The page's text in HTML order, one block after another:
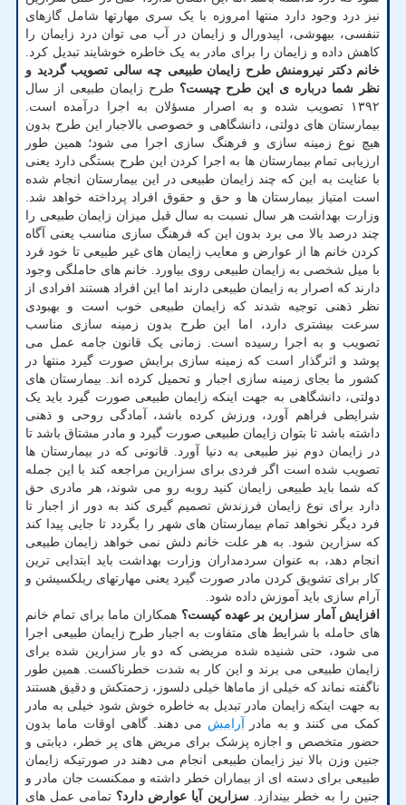
نیز درد وجود دارد منتها امروزه با یک سری مهارتها شامل گازهای
تنفسی، بیهوشی، اپیدورال و زایمان در آب می توان درد زایمان را
کاهش داده و زایمان را برای مادر به یک خاطره خوشایند تبدیل کرد.
خانم دکتر نیرومنش طرح زایمان طبیعی چه سالی تصویب گردید و
نظر شما درباره ی این طرح چیست؟ طرح زایمان طبیعی از سال
۱۳۹۲ تصویب شده و به اصرار مسؤلان به اجرا درآمده است.
بیمارستان های دولتی، دانشگاهی و خصوصی بالاجبار این طرح بدون
هیچ نوع زمینه سازی و فرهنگ سازی اجرا می شود؛ همین طور
ارزیابی تمام بیمارستان ها به اجرا کردن این طرح بستگی دارد یعنی
با عنایت به این که چند زایمان طبیعی در این بیمارستان انجام شده
است امتیاز بیمارستان ها و حق و حقوق افراد پرداخته خواهد شد.
وزارت بهداشت هر سال نسبت به سال قبل میزان زایمان طبیعی را
چند درصد بالا می برد بدون این که فرهنگ سازی مناسب یعنی آگاه
کردن خانم ها از عوارض و معایب زایمان های غیر طبیعی تا خود فرد
با میل شخصی به زایمان طبیعی روی بیاورد. خانم های حاملگی وجود
دارند که اصرار به زایمان طبیعی دارند اما این افراد هستند افرادی از
نظر ذهنی توجیه شدند که زایمان طبیعی خوب است و بهبودی
سرعت بیشتری دارد، اما این طرح بدون زمینه سازی مناسب
تصویب و به اجرا رسیده است. زمانی یک قانون جامه عمل می
پوشد و اثرگذار است که زمینه سازی برایش صورت گیرد منتها در
کشور ما بجای زمینه سازی اجبار و تحمیل کرده اند. بیمارستان های
دولتی، دانشگاهی به جهت اینکه زایمان طبیعی صورت گیرد باید یک
شرایطی فراهم آورد، ورزش کرده باشد، آمادگی روحی و ذهنی
داشته باشد تا بتوان زایمان طبیعی صورت گیرد و مادر مشتاق باشد تا
در زایمان دوم نیز طبیعی به دنیا آورد. قانونی که در بیمارستان ها
تصویب شده است اگر فردی برای سزارین مراجعه کند با این جمله
که شما باید طبیعی زایمان کنید روبه رو می شوند، هر مادری حق
دارد برای نوع زایمان فرزندش تصمیم گیری کند به دور از اجبار تا
فرد دیگر نخواهد تمام بیمارستان های شهر را بگردد تا جایی پیدا کند
که سزارین شود. به هر علت خانم دلش نمی خواهد زایمان طبیعی
انجام دهد، به عنوان سردمداران وزارت بهداشت باید ابتدایی ترین
کار برای تشویق کردن مادر صورت گیرد یعنی مهارتهای ریلکسیشن و
آرام سازی باید آموزش داده شود.
افزایش آمار سزارین بر عهده کیست؟ همکاران ماما برای تمام خانم
های حامله با شرایط های متفاوت به اجبار طرح زایمان طبیعی اجرا
می شود، حتی شنیده شده مریضی که دو بار سزارین شده برای
زایمان طبیعی می برند و این کار به شدت خطرناکست. همین طور
ناگفته نماند که خیلی از ماماها خیلی دلسوز، زحمتکش و دقیق هستند
به جهت اینکه زایمان مادر تبدیل به خاطره خوش شود خیلی به مادر
کمک می کنند و به مادر
آرامش می دهند. گاهی اوقات ماما بدون
حضور متخصص و اجازه پزشک برای مریض های پر خطر، دیابتی و
جنین وزن بالا نیز زایمان طبیعی انجام می دهند در صورتیکه زایمان
طبیعی برای دسته ای از بیماران خطر داشته و ممکنست جان مادر و
جنین را به خطر بیندازد.سزارین آیا عوارض دارد؟ تمامی عمل های